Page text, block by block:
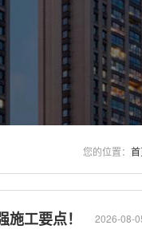
您的位置：
2026-08-
工要点！